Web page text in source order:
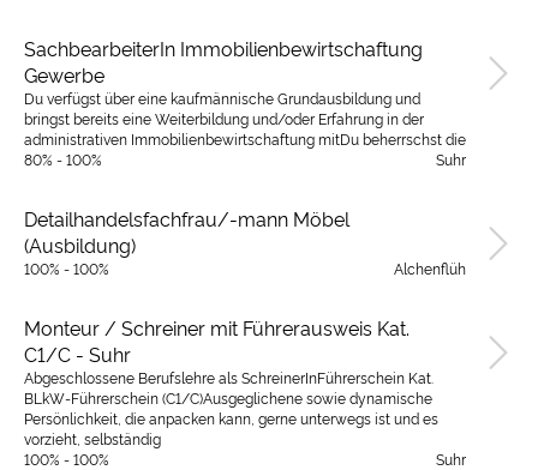
SachbearbeiterIn Immobilienbewirtschaftung
Gewerbe
Du verfügst über eine kaufmännische Grundausbildung und
bringst bereits eine Weiterbildung und/oder Erfahrung in der
administrativen Immobilienbewirtschaftung mitDu beherrschst die
80% - 100%
Suhr
Detailhandelsfachfrau/-mann Möbel
(Ausbildung)
100% - 100% Alchenflüh
Monteur / Schreiner mit Führerausweis Kat.
C1/C - Suhr
Abgeschlossene Berufslehre als SchreinerInFührerschein Kat.
BLkW-Führerschein (C1/C)Ausgeglichene sowie dynamische
Persönlichkeit, die anpacken kann, gerne unterwegs ist und es
vorzieht, selbständig
100% - 100%
Suhr